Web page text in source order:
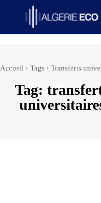
Accueil Tags Transferts
Tag: